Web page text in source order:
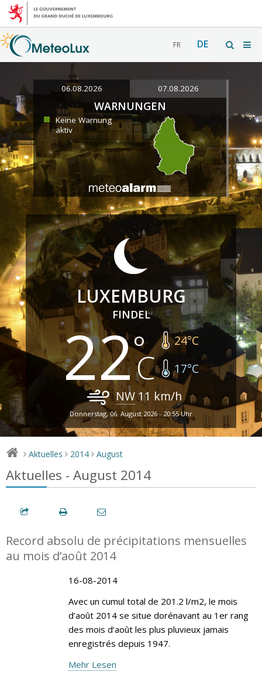
FR DE
06.08.2026 07.08.2026
WARNUNGEN
Keine Warnung
aktiv
LUXEMBURG
FINDEL
22 24°C
17°C
NW11 km/h
Donnerstag, 06. August 2026 - 20:55 Uhr
> Aktuelles > 2014 > August
Aktuelles - August 2014
Record absolu de précipitations mensuelles
au mois d’août 2014
16-08-2014
Avec un cumul total de 201.2 l/m2, le mois
d’août 2014 se situe dorénavant au 1er rang
des mois d‘août les plus pluvieux jamais
enregistrés depuis 1947.
Mehr Lesen